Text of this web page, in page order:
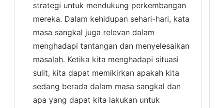
strategi untuk mendukung perkembangan
mereka. Dalam kehidupan sehari-hari, kata
masa sangkal juga relevan dalam
menghadapi tantangan dan menyelesaikan
masalah. Ketika kita menghadapi situasi
sulit, kita dapat memikirkan apakah kita
sedang berada dalam masa sangkal dan
apa yang dapat kita lakukan untuk